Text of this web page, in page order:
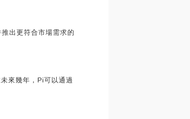
出更符合市場需求的
來幾年，Pi可以通過